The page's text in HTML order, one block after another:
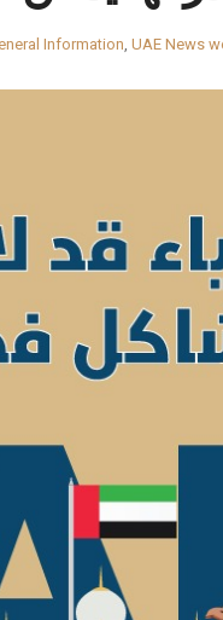
Information, UAE News